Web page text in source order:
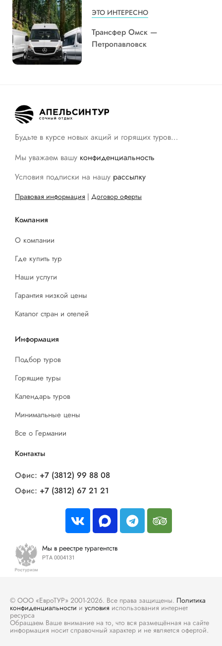
ЭТО ИНТЕРЕСНО
Трансфер Омск —
Петропавловск
Будьте в курсе новых акций и горящих туров…
Мы уважаем вашу конфиденциальность
Условия подписки на нашу рассылку
Правовая информация | Договор оферты
Компания
О компании
Где купить тур
Наши услуги
Гарантия низкой цены
Каталог стран и отелей
Информация
Подбор туров
Горящие туры
Календарь туров
Минимальные цены
Все о Германии
Контакты
Офис: +7 (3812) 99 88 08
Офис: +7 (3812) 67 21 21
Мы в реестре турагентств
РТА 0004131
© ООО «ЕвроТУР» 2001-2026. Все права защищены. Политика
конфиденциальности и условия использования интернет
ресурса
Обращаем Ваше внимание на то, что вся размещённая на сайте
информация носит справочный характер и не является офертой.